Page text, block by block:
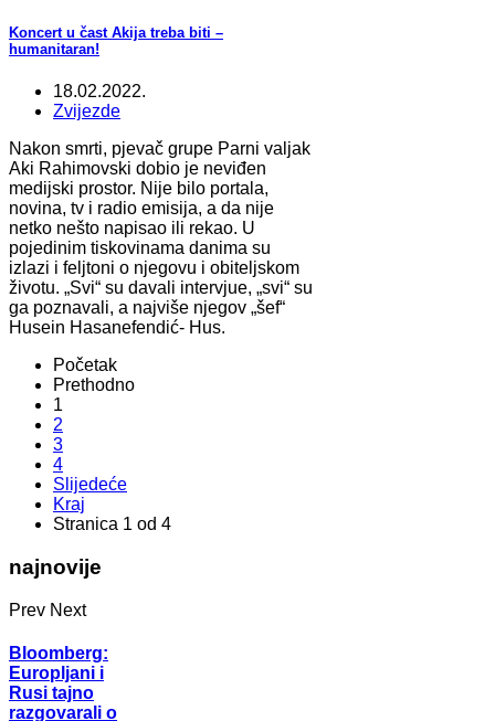
Koncert u čast Akija treba biti –
humanitaran!
18.02.2022.
Zvijezde
Nakon smrti, pjevač grupe Parni valjak
Aki Rahimovski dobio je neviđen
medijski prostor. Nije bilo portala,
novina, tv i radio emisija, a da nije
netko nešto napisao ili rekao. U
pojedinim tiskovinama danima su
izlazi i feljtoni o njegovu i obiteljskom
životu. „Svi“ su davali intervjue, „svi“ su
ga poznavali, a najviše njegov „šef“
Husein Hasanefendić- Hus.
Početak
Prethodno
1
2
3
4
Slijedeće
Kraj
Stranica 1 od 4
najnovije
Prev Next
Bloomberg:
Europljani i
Rusi tajno
razgovarali o